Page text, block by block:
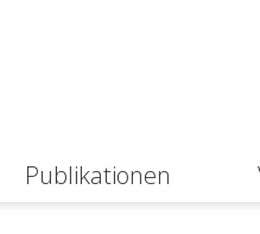
Publikationen